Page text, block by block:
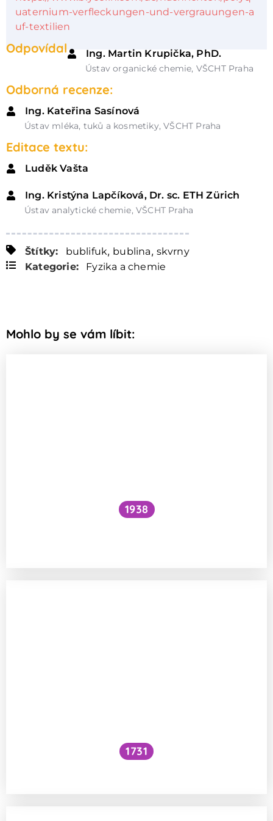
uaternium-verfleckungen-und-vergrauungen-a
uf-textilien
Odpovídal Ing. Martin Krupička, PhD.
Ústav organické chemie, VŠCHT Praha
Odborná recenze:
Ing. Kateřina Sasínová
Ústav mléka, tuků a kosmetiky, VŠCHT Praha
Editace textu:
Luděk Vašta
Ing. Kristýna Lapčíková, Dr. sc. ETH Zürich
Ústav analytické chemie, VŠCHT Praha
Štítky: bublifuk, bublina, skvrny
Kategorie:
Fyzika a chemie
Mohlo by se vám líbit:
1938
1731